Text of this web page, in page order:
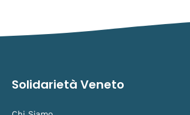
Solidarietà Veneto